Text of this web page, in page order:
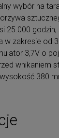
wybór na
25.000
w zakresie od
3,7V o
wnikaniem
380